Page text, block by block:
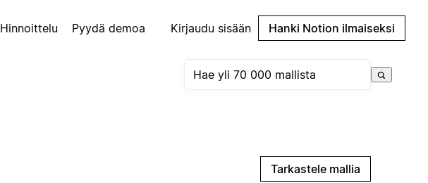
Hinnoittelu Pyydä demoa Kirjaudu sisään Hanki Notion ilmaiseksi
Tarkastele mallia